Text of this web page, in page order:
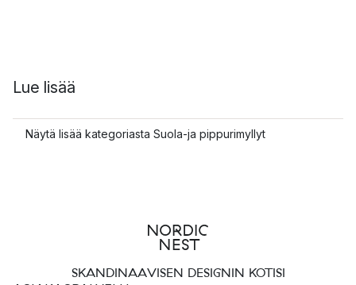
Lue lisää
Näytä lisää kategoriasta Suola-ja pippurimyllyt
SKANDINAAVISEN DESIGNIN KOTISI